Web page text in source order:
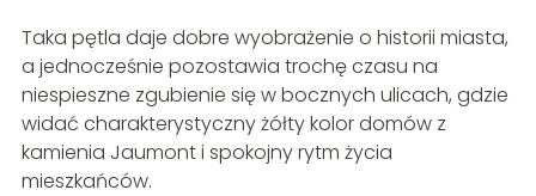
Taka pętla daje dobre wyobrażenie o historii miasta,
a jednocześnie pozostawia trochę czasu na
niespieszne zgubienie się w bocznych ulicach, gdzie
widać charakterystyczny żółty kolor domów z
kamienia Jaumont i spokojny rytm życia
mieszkańców.